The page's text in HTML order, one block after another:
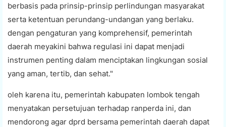
berbasis pada prinsip-prinsip perlindungan masyarakat
serta ketentuan perundang-undangan yang berlaku.
dengan pengaturan yang komprehensif, pemerintah
daerah meyakini bahwa regulasi ini dapat menjadi
instrumen penting dalam menciptakan lingkungan sosial
yang aman, tertib, dan sehat."
oleh karena itu, pemerintah kabupaten lombok tengah
menyatakan persetujuan terhadap ranperda ini, dan
mendorong agar dprd bersama pemerintah daerah dapat